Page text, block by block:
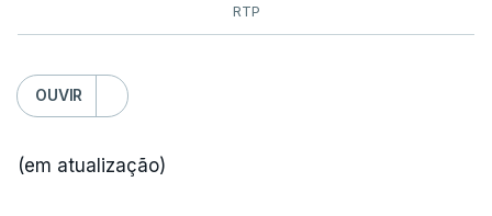
RTP
OUVIR
(em atualização)